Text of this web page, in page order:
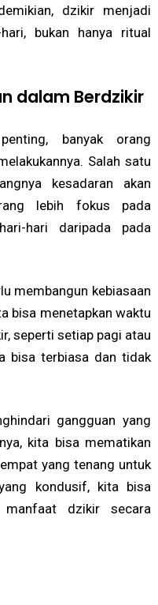
dzikir menjadi
bukan hanya ritual
dalam Berdzikir
banyak orang
Salah satu
kesadaran akan
lebih fokus pada
hari daripada pada
membangun kebiasaan
bisa menetapkan waktu
seperti setiap pagi atau
bisa terbiasa dan tidak
gangguan yang
kita bisa mematikan
yang tenang untuk
kondusif, kita bisa
dzikir secara